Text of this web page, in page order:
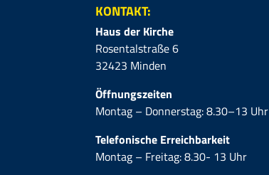
KONTAKT:
Haus der Kirche
Rosentalstraße 6
32423 Minden
Öffnungszeiten
Montag – Donnerstag: 8.30–13 Uhr
Telefonische Erreichbarkeit
Montag – Freitag: 8.30- 13 Uhr